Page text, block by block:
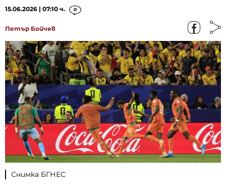
15.06.2026 | 07:10 ч. 0
Петър Бойчев
Снимка БГНЕС